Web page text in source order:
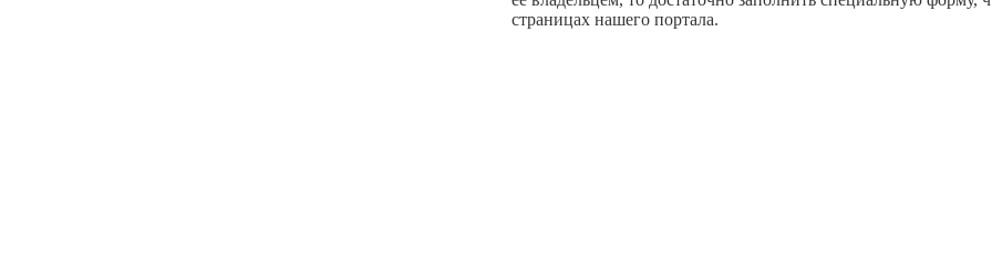
страницах нашего портала.